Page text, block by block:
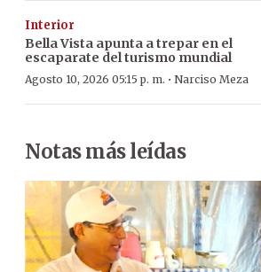
Interior
Bella Vista apunta a trepar en el
escaparate del turismo mundial
Agosto 10, 2026 05:15 p. m. · Narciso Meza
Notas más leídas